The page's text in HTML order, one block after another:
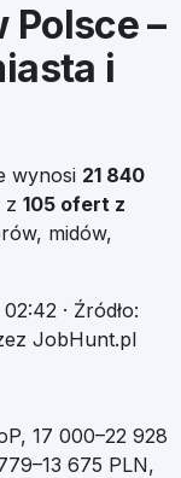
Polsce –
i
wynosi 21 840
z 105 ofert z
midów,
· Źródło:
JobHunt.pl
, 17 000–22 928
–13 675 PLN,